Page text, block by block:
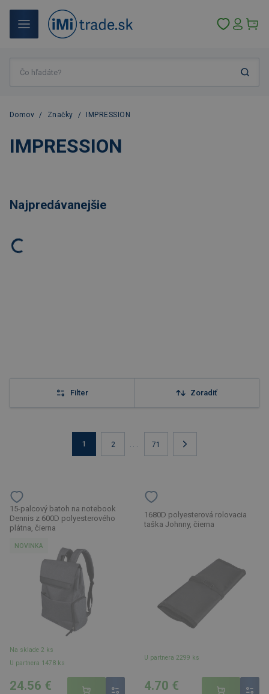
Domov / Značky / IMPRESSION
IMPRESSION
Najpredávanejšie
Filter Zoradiť
1 2 ... 71
15-palcový batoh na notebook
Dennis z 600D polyesterového
plátna, čierna
NOVINKA
Na sklade 2 ks
U partnera 1478 ks
24.56 €
1680D polyesterová rolovacia
taška Johnny, čierna
U partnera 2299 ks
4.70 €